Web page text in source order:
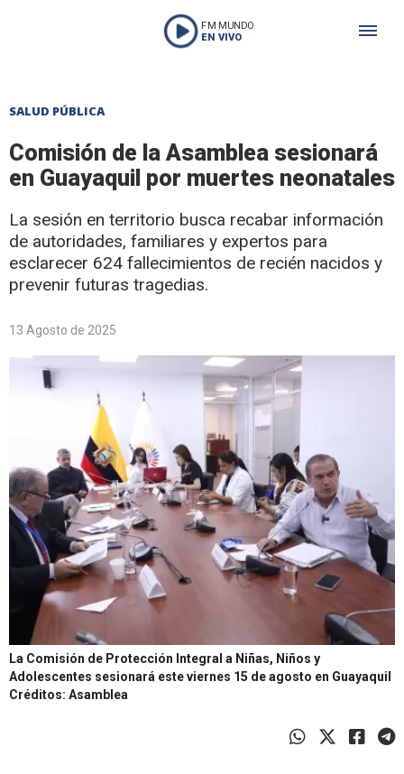
FM MUNDO
EN VIVO
SALUD PÚBLICA
Comisión de la Asamblea sesionará
en Guayaquil por muertes neonatales
La sesión en territorio busca recabar información
de autoridades, familiares y expertos para
esclarecer 624 fallecimientos de recién nacidos y
prevenir futuras tragedias.
13 Agosto de 2025
La Comisión de Protección Integral a Niñas, Niños y
Adolescentes sesionará este viernes 15 de agosto en Guayaquil
Créditos: Asamblea